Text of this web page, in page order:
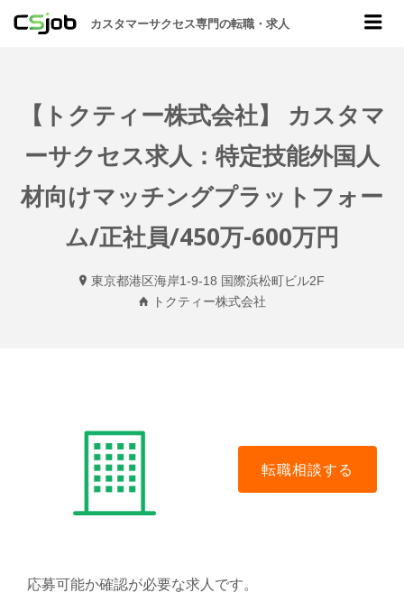
CSJOB
カスタマーサクセス専門の転職・求人
【トクティー株式会社】 カスタマ
ーサクセス求人：特定技能外国人
材向けマッチングプラットフォー
ム/正社員/450万-600万円
東京都港区海岸1-9-18 国際浜松町ビル2F
トクティー株式会社
応募可能か確認が必要な求人です。